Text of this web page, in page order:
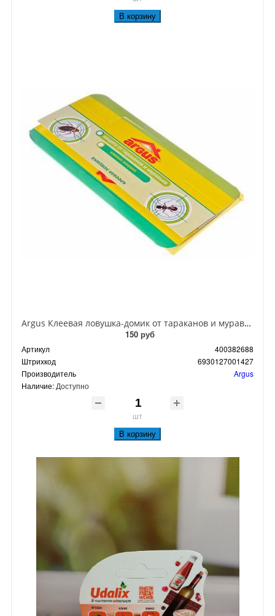
В корзину
Argus Клеевая ловушка-домик от тараканов и муравьев
150 руб
Артикул
400382688
Штрихкод
6930127001427
Производитель
Argus
Наличие: Доступно
шт
В корзину